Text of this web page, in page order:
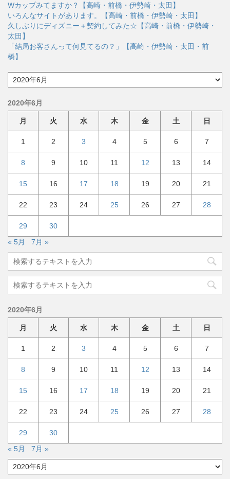
リ
ー
Wカップみてますか？【高崎・前橋・伊勢崎・太田】
いろんなサイトがあります。【高崎・前橋・伊勢崎・太田】
久しぶりにディズニー＋契約してみた☆【高崎・前橋・伊勢崎・
太田】
「結局お客さんって何見てるの？」【高崎・伊勢崎・太田・前
橋】
ア
ー
イ
2020年6月
月 火 水 木 金 土 日
1 2 3 4 5 6 7
8 9 10 11 12 13 14
15 16 17 18 19 20 21
22 23 24 25 26 27 28
29
30
« 5月
7月 »
2020年6月
月 火 水 木 金 土 日
1 2 3 4 5 6 7
8 9 10 11 12 13 14
15 16 17 18 19 20 21
22 23 24 25 26 27 28
29
30
« 5月
7月 »
ア
ー